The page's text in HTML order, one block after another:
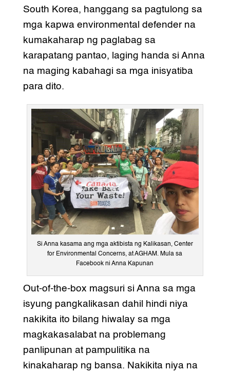
South Korea, hanggang sa pagtulong sa
mga kapwa environmental defender na
kumakaharap ng paglabag sa
karapatang pantao, laging handa si Anna
na maging kabahagi sa mga inisyatiba
para dito.
Si Anna kasama ang mga aktibista ng Kalikasan, Center
for Environmental Concerns, at AGHAM. Mula sa
Facebook ni Anna Kapunan
Out-of-the-box magsuri si Anna sa mga
isyung pangkalikasan dahil hindi niya
nakikita ito bilang hiwalay sa mga
magkakasalabat na problemang
panlipunan at pampulitika na
kinakaharap ng bansa. Nakikita niya na